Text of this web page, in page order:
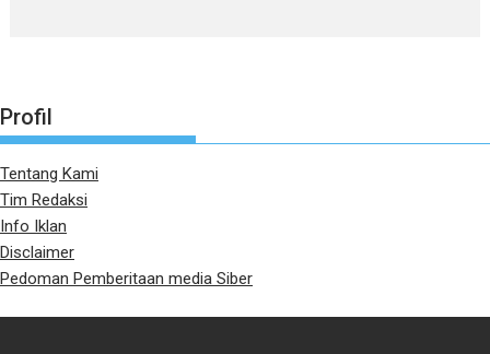
Profil
Tentang Kami
Tim Redaksi
Info Iklan
Disclaimer
Pedoman Pemberitaan media Siber